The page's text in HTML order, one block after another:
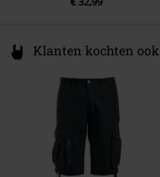
Klanten kochten ook